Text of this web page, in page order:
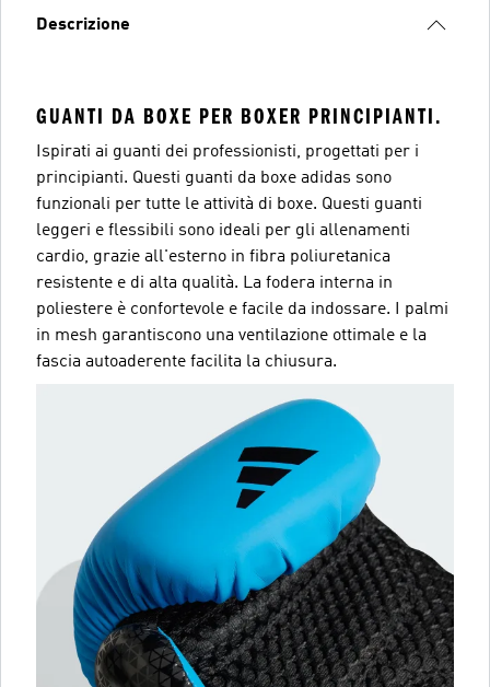
Descrizione
GUANTI DA BOXE PER BOXER PRINCIPIANTI.
Ispirati ai guanti dei professionisti, progettati per i
principianti. Questi guanti da boxe adidas sono
funzionali per tutte le attività di boxe. Questi guanti
leggeri e flessibili sono ideali per gli allenamenti
cardio, grazie all'esterno in fibra poliuretanica
resistente e di alta qualità. La fodera interna in
poliestere è confortevole e facile da indossare. I palmi
in mesh garantiscono una ventilazione ottimale e la
fascia autoaderente facilita la chiusura.